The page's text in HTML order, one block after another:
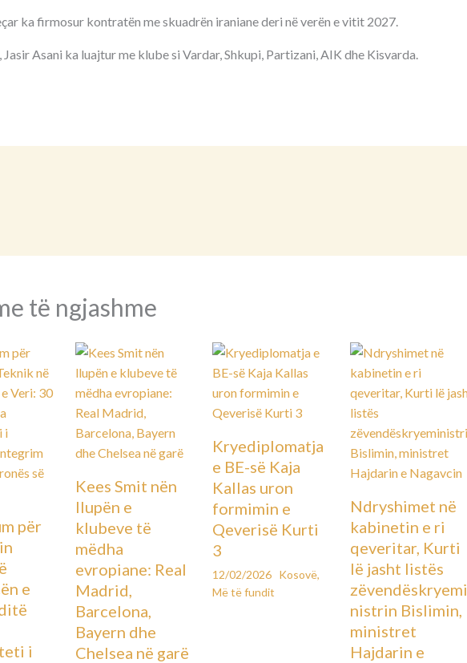
ka firmosur kontratën me skuadrën iraniane deri në verën e vitit 2027.
Asani ka luajtur me klube si Vardar, Shkupi, Partizani, AIK dhe Kisvarda.
të ngjashme
për
e
i
Kees Smit nën
llupën e
klubeve të
mëdha
evropiane: Real
Madrid,
Barcelona,
Bayern dhe
Chelsea në garë
Kryediplomatja
e BE-së Kaja
Kallas uron
formimin e
Qeverisë Kurti
3
12/02/2026 Kosovë,
Më të fundit
Ndryshimet në
kabinetin e ri
qeveritar, Kurti
lë jasht listës
zëvendëskryemi
nistrin Bislimin,
ministret
Hajdarin e